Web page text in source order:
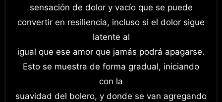
sensación de dolor y vacío que se puede
convertir en resiliencia, incluso si el dolor sigue
latente al
igual que ese amor que jamás podrá apagarse.
Esto se muestra de forma gradual, iniciando
con la
suavidad del bolero, y donde se van agregando